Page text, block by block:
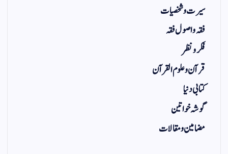
سیرت و شخصیات
فقہ و اصول فقہ
فکر و نظر
قرآن و علوم القرآن
کتابی دنیا
گوشہ خواتین
مضامین و مقالات